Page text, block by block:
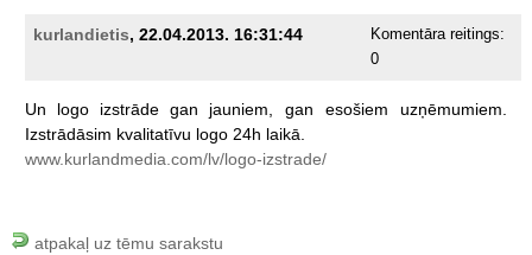
kurlandietis, 22.04.2013. 16:31:44
Komentāra reitings:
0
Un logo izstrāde gan jauniem, gan esošiem
uzņēmumiem.
Izstrādāsim kvalitatīvu logo 24h laikā.
www.kurlandmedia.com/lv/logo-izstrade/
atpakaļ uz tēmu sarakstu